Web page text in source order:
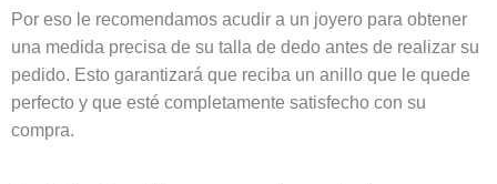
Por eso le recomendamos acudir a un joyero para obtener
una medida precisa de su talla de dedo antes de realizar su
pedido. Esto garantizará que reciba un anillo que le quede
perfecto y que esté completamente satisfecho con su
compra.